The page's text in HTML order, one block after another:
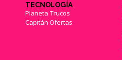
TECNOLOGÍA
Planeta Trucos
Capitán Ofertas